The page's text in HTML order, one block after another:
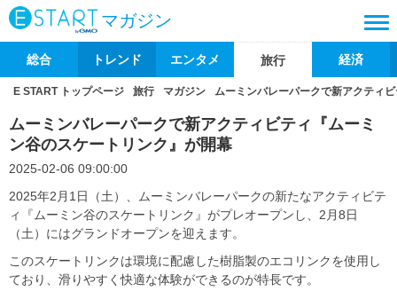
マガジン
総合 トレンド エンタメ 旅行 経済
E START トップページ 旅行 マガジン ムーミンバレーパークで新アクティ
ムーミンバレーパークで新アクティビティ『ムーミ
ン谷のスケートリンク』が開幕
2025-02-06 09:00:00
2025年2月1日（土）、ムーミンバレーパークの新たなアクティビテ
ィ『ムーミン谷のスケートリンク』がプレオープンし、2月8日
（土）にはグランドオープンを迎えます。
このスケートリンクは環境に配慮した樹脂製のエコリンクを使用し
ており、滑りやすく快適な体験ができるのが特長です。